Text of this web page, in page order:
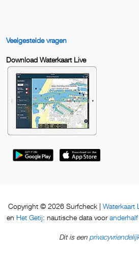
Veelgestelde vragen
Download Waterkaart Live
Copyright © 2026 Surfcheck | Waterkaart
en Het Getij: nautische data voor
Dit is een